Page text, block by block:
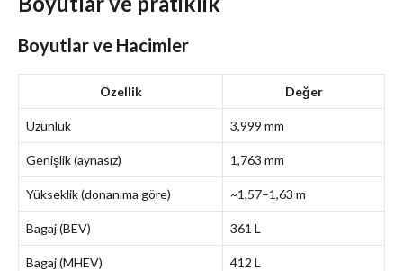
Boyutlar ve Hacimler
Özellik Değer
Uzunluk 3,999 mm
Genişlik (aynasız) 1,763 mm
Yükseklik (donanıma göre) ~1,57–1,63 m
Bagaj (BEV) 361 L
Bagaj (MHEV) 412 L